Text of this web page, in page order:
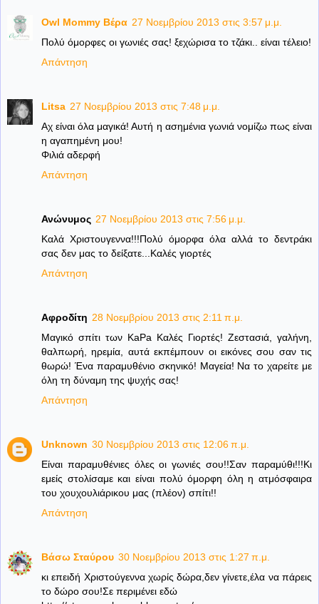
Owl Mommy Βέρα 27 Νοεμβρίου 2013 στις 3:57 μ.μ.
Πολύ όμορφες οι γωνιές σας! ξεχώρισα το τζάκι.. είναι τέλειο!
Απάντηση
Litsa 27 Νοεμβρίου 2013 στις 7:48 μ.μ.
Αχ είναι όλα μαγικά! Αυτή η ασημένια γωνιά νομίζω πως είναι
η αγαπημένη μου!
Φιλιά αδερφή
Απάντηση
Ανώνυμος 27 Νοεμβρίου 2013 στις 7:56 μ.μ.
Καλά Χριστουγεννα!!!Πολύ όμορφα όλα αλλά το δεντράκι
σας δεν μας το δείξατε...Καλές γιορτές
Απάντηση
Αφροδίτη 28 Νοεμβρίου 2013 στις 2:11 π.μ.
Μαγικό σπίτι των KaPa Καλές Γιορτές! Ζεστασιά, γαλήνη,
θαλπωρή, ηρεμία, αυτά εκπέμπουν οι εικόνες σου σαν τις
θωρώ! Ένα παραμυθένιο σκηνικό! Μαγεία! Να το χαρείτε με
όλη τη δύναμη της ψυχής σας!
Απάντηση
Unknown 30 Νοεμβρίου 2013 στις 12:06 π.μ.
Είναι παραμυθένιες όλες οι γωνιές σου!!Σαν παραμύθι!!!Κι
εμείς στολίσαμε και είναι πολύ όμορφη όλη η ατμόσφαιρα
του χουχουλιάρικου μας (πλέον) σπίτι!!
Απάντηση
Βάσω Σταύρου 30 Νοεμβρίου 2013 στις 1:27 π.μ.
κι επειδή Χριστούγεννα χωρίς δώρα,δεν γίνετε,έλα να πάρεις
το δώρο σου!Σε περιμένει εδώ